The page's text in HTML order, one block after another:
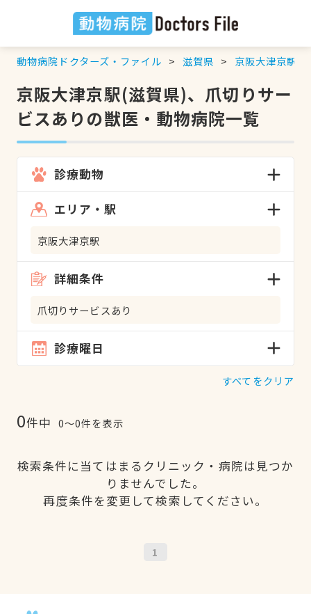
動物病院ドクターズ・ファイル 滋賀県 京阪大津京駅
京阪大津京駅(滋賀県)、爪切りサー
ビスありの獣医・動物病院一覧
診療動物
エリア・駅
京阪大津京駅
詳細条件
爪切りサービスあり
診療曜日
すべてをクリア
0件中 0〜0件を表示
検索条件に当てはまるクリニック・病院は見つか
りませんでした。
再度条件を変更して検索してください。
1